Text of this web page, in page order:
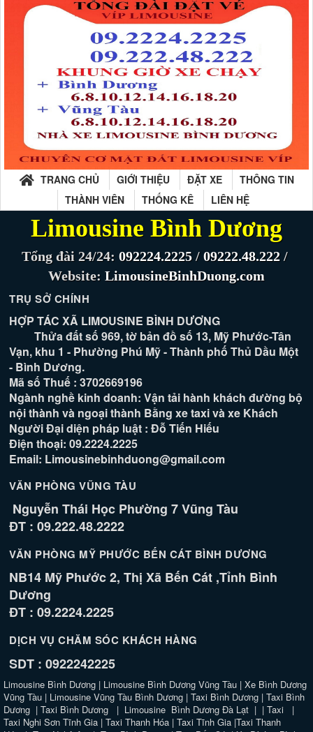
TRANG CHỦ GIỚI THIỆU ĐẶT XE
THÔNG TIN
THÀNH VIÊN
THỐNG KÊ LIÊN HỆ
Limousine Bình Dương
Tổng đài 24/24: 092224.2225 / 09222.48.222 /
Website: LimousineBinhDuong.com
TRỤ SỞ CHÍNH
HỢP TÁC XÃ LIMOUSINE BÌNH DƯƠNG
Thửa đất số 969, tờ bản đồ số 13, Mỹ Phước-Tân
Vạn, khu 1 - Phường Phú Mỹ - Thành phố Thủ Dầu Một
- Bình Dương.
Mã số Thuế : 3702669196
Ngành nghề kinh doanh: Vận tải hành khách đường bộ
nội thành và ngoại thành Bằng xe taxi và xe Khách
Người Đại diện pháp luật : Đỗ Tiến Hiếu
Điện thoại: 09.2224.2225
Email: Limousinebinhduong@gmail.com
VĂN PHÒNG VŨNG TÀU
Nguyễn Thái Học Phường 7 Vũng Tàu
ĐT : 09.222.48.2222
VĂN PHÒNG MỸ PHƯỚC BẾN CÁT BÌNH DƯƠNG
NB14 Mỹ Phước 2, Thị Xã Bến Cát ,Tỉnh Bình
Dương
ĐT : 09.2224.2225
DỊCH VỤ CHĂM SÓC KHÁCH HÀNG
SDT : 0922242225
Limousine Bình Dương | Limousine Bình Dương Vũng Tàu | Xe Bình Dương
Vũng Tàu | Limousine Vũng Tàu Bình Dương | Taxi Bình Dương | Taxi Bình
Dương | Taxi Bình Dương | Limousine Bình Dương Đà Lạt | | Taxi
|
Taxi Nghi Sơn Tĩnh Gia | Taxi Thanh Hóa | Taxi Tĩnh Gia |Taxi Thanh